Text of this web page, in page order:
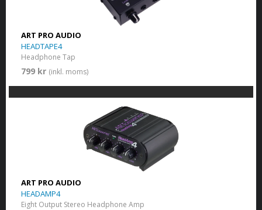
ART PRO AUDIO
HEADTAPE4
Headphone Tap
799 kr (inkl. moms)
ART PRO AUDIO
HEADAMP4
Eight Output Stereo Headphone Amp